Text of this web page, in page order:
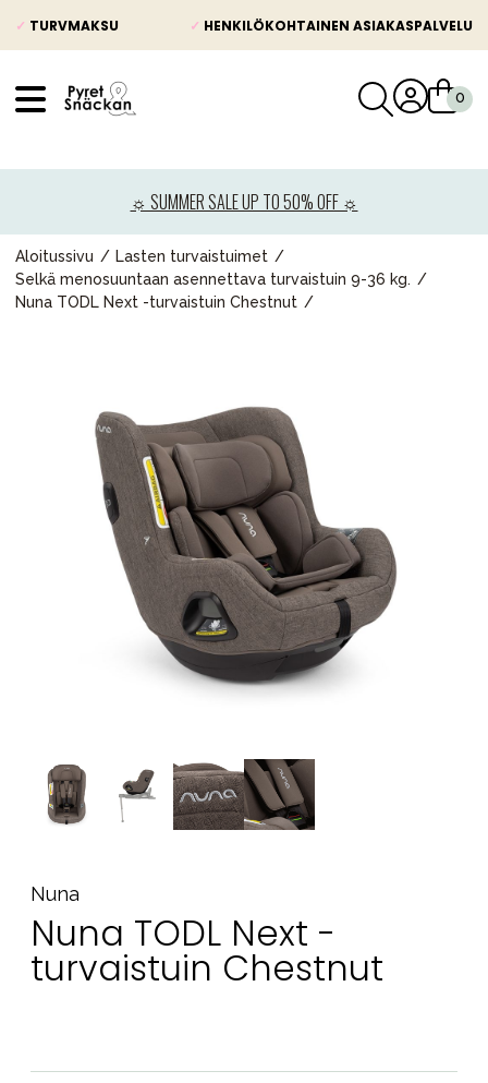
✓ TURVMAKSU ✓ HENKILÖKOHTAINEN ASIAKASPALVELU
☼ SUMMER SALE UP TO 50% OFF ☼
Aloitussivu
Lasten turvaistuimet
Selkä menosuuntaan asennettava turvaistuin 9-36 kg.
Nuna TODL Next -turvaistuin Chestnut
Nuna
Nuna TODL Next -
turvaistuin Chestnut
Lastenvaunut
Lasten turvaistuimet
Vauvan paketti
Äiti & Isä
Huonekalut & vuodevaatteet
Tarvikkeet
Varaosat
Kampanjat
Lahjavinkkejä
Suosikit
Tavaramerkit
Aurinko ja uinti Outlet